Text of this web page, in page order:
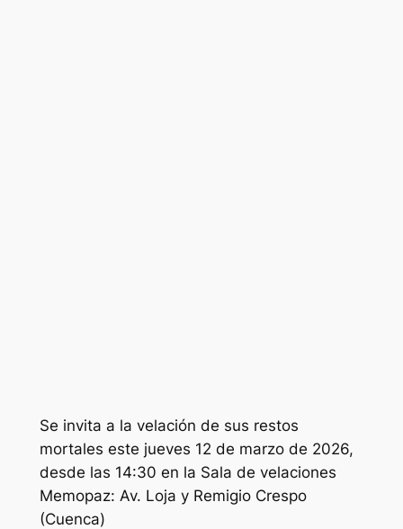
Se invita a la velación de sus restos
mortales este jueves 12 de marzo de 2026,
desde las 14:30 en la Sala de velaciones
Memopaz: Av. Loja y Remigio Crespo
(Cuenca)